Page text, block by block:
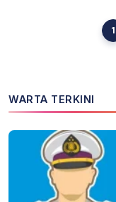
1
WARTA TERKINI